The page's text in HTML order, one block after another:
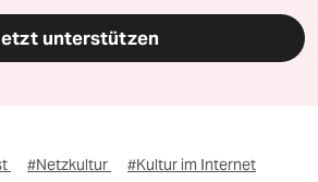
unterstützen
#Netzkultur
#Kultur im Internet